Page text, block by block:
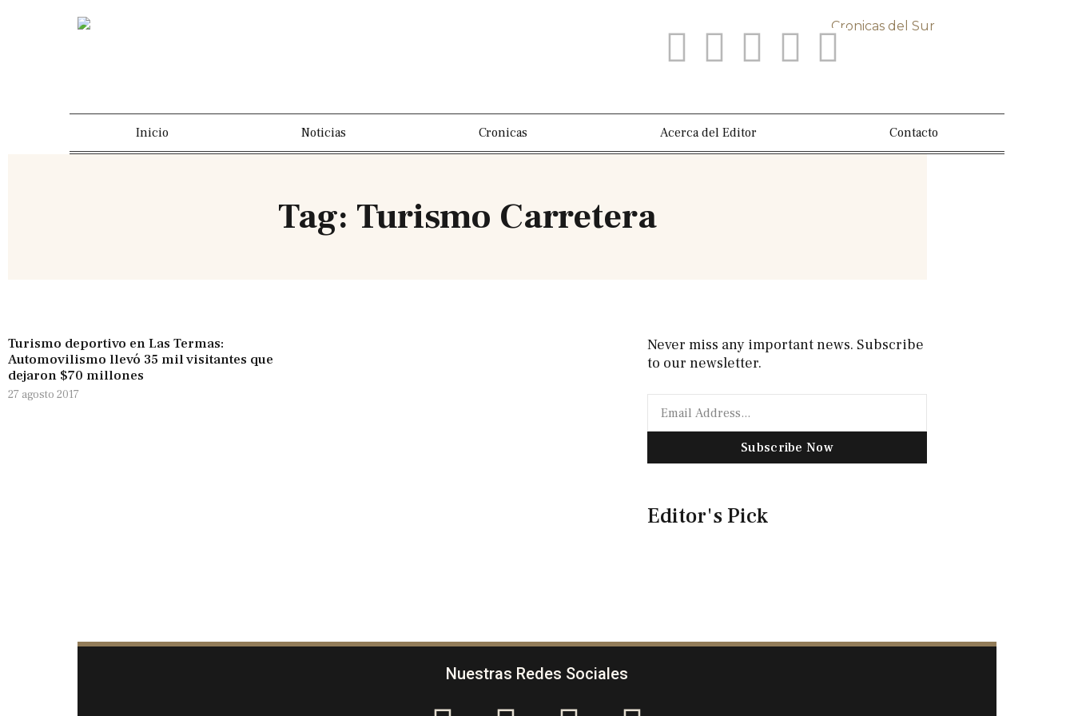
Inicio Noticias Cronicas Acerca del Editor Contacto
Tag: Turismo Carretera
Turismo deportivo en Las Termas:
Automovilismo llevó 35 mil visitantes que
dejaron $70 millones
27 agosto 2017
Never miss any important news. Subscribe
to our newsletter.
Subscribe Now
Editor's Pick
Nuestras Redes Sociales